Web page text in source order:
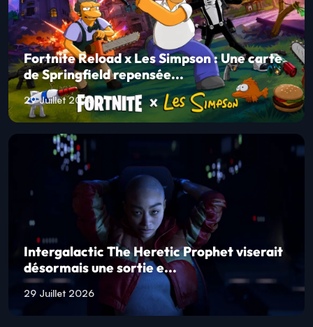
Fortnite Reload x Les Simpson : Une carte
de Springfield repensée...
29 Juillet 2026
Intergalactic The Heretic Prophet viserait
désormais une sortie e...
29 Juillet 2026